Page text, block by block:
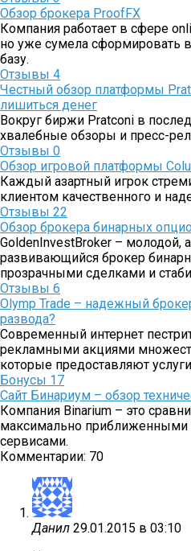
Обзор брокера ProofFX
Компания работает в сфере
но уже сумела сформировать
базу.
Отзывы 4
Честный обзор платформы
лишиться денег
Вокруг биржи Pratconi в
хвалебные обзоры и пресс-
Отзывы 0
Обзор игровой платформы
Каждый азартный игрок
клиентом качественного и
Отзывы 22
Обзор брокера бинарных
GoldenInvestBroker – молодой,
развивающийся брокер
прозрачными сделками и
Отзывы 6
Olymp Trade – надежный
развода?
Современный интернет
рекламными акциями
которые предоставляют услуги
Бонусы 17
Сайт Бинариум – обзор
Компания Binarium – это
максимально приближенными
сервисами.
Комментарии: 70
Данил 29.01.2015 в 03:10